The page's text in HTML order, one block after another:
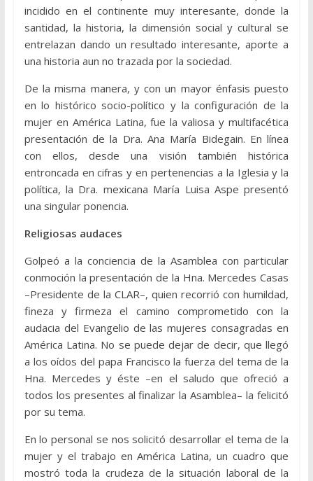
incidido en el continente muy interesante, donde la
santidad, la historia, la dimensión social y cultural se
entrelazan dando un resultado interesante, aporte a
una historia aun no trazada por la sociedad.
De la misma manera, y con un mayor énfasis puesto
en lo histórico socio-político y la configuración de la
mujer en América Latina, fue la valiosa y multifacética
presentación de la Dra. Ana María Bidegain. En línea
con ellos, desde una visión también histórica
entroncada en cifras y en pertenencias a la Iglesia y la
política, la Dra. mexicana María Luisa Aspe presentó
una singular ponencia.
Religiosas audaces
Golpeó a la conciencia de la Asamblea con particular
conmoción la presentación de la Hna. Mercedes Casas
–Presidente de la CLAR–, quien recorrió con humildad,
fineza y firmeza el camino comprometido con la
audacia del Evangelio de las mujeres consagradas en
América Latina. No se puede dejar de decir, que llegó
a los oídos del papa Francisco la fuerza del tema de la
Hna. Mercedes y éste –en el saludo que ofreció a
todos los presentes al finalizar la Asamblea– la felicitó
por su tema.
En lo personal se nos solicitó desarrollar el tema de la
mujer y el trabajo en América Latina, un cuadro que
mostró toda la crudeza de la situación laboral de la